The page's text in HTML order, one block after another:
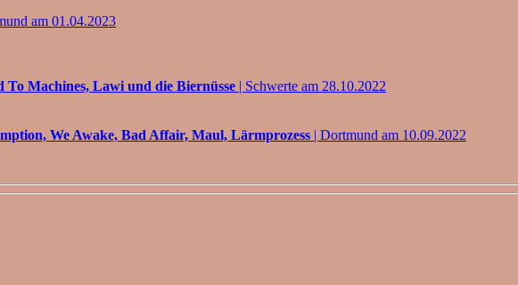
am 01.04.2023
Machines, Lawi und die Biernüsse | Schwerte am 28.10.2022
We Awake, Bad Affair, Maul, Lärmprozess | Dortmund am 10.09.2022